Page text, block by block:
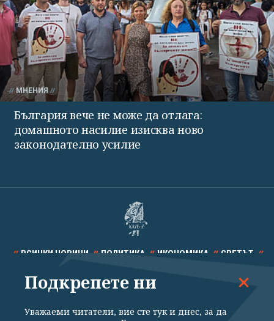
МНЕНИЯ
България вече не може да отлага:
домашното насилие изисква ново
законодателно усилие
ВСИЧКИ НОВИНИ ПОЛИТИКА ИКОНОМИКА СВЕТЪТ
СПОРТ КУЛТУРА ТЕХНОЛОГИИ КАЛЕЙДОСКОП
Подкрепете ни
Уважаеми читатели, вие сте тук и днес, за да